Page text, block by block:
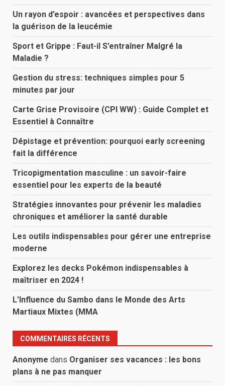
Un rayon d’espoir : avancées et perspectives dans
la guérison de la leucémie
Sport et Grippe : Faut-il S’entraîner Malgré la
Maladie ?
Gestion du stress: techniques simples pour 5
minutes par jour
Carte Grise Provisoire (CPI WW) : Guide Complet et
Essentiel à Connaître
Dépistage et prévention: pourquoi early screening
fait la différence
Tricopigmentation masculine : un savoir-faire
essentiel pour les experts de la beauté
Stratégies innovantes pour prévenir les maladies
chroniques et améliorer la santé durable
Les outils indispensables pour gérer une entreprise
moderne
Explorez les decks Pokémon indispensables à
maîtriser en 2024 !
L’Influence du Sambo dans le Monde des Arts
Martiaux Mixtes (MMA
COMMENTAIRES RÉCENTS
Anonyme dans Organiser ses vacances : les bons
plans à ne pas manquer